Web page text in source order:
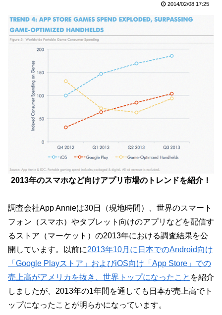
2014/02/08 17:25
2013年のスマホなど向けアプリ市場のトレンドを紹介！
調査会社App Annieは30日（現地時間）、世界のスマート
フォン（スマホ）やタブレット向けのアプリなどを配信す
るストア（マーケット）の2013年における調査結果を公
開しています。以前に2013年10月に日本でのAndroid向け
「Google Playストア」およびiOS向け「App Store」での
売上高がアメリカを抜き、世界トップになったこと を紹介
しましたが、2013年の1年間を通しても日本が売上高でト
ップになったことが明らかになっています。